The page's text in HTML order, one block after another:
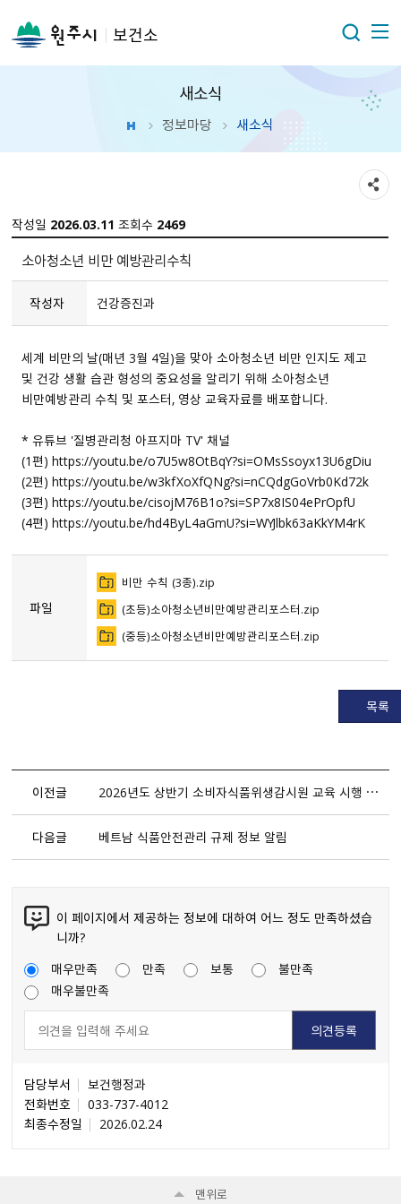
보건소
새소식
정보마당 새소식
작성일 2026.03.11 조회수 2469
소아청소년 비만 예방관리수칙
작성자 건강증진과
세계 비만의 날(매년 3월 4일)을 맞아 소아청소년 비만 인지도 제고
및 건강 생활 습관 형성의 중요성을 알리기 위해 소아청소년
비만예방관리 수칙 및 포스터, 영상 교육자료를 배포합니다.
* 유튜브 '질병관리청 아프지마 TV' 채널
(1편)https://youtu.be/o7U5w8OtBqY?si=OMsSsoyx13U6gDiu
(2편)https://youtu.be/w3kfXoXfQNg?si=nCQdgGoVrb0Kd72k
(3편)https://youtu.be/cisojM76B1o?si=SP7x8IS04ePrOpfU
(4편)https://youtu.be/hd4ByL4aGmU?si=WYJlbk63aKkYM4rK
파일
비만 수칙 （3종）.zip
（초등）소아청소년비만예방관리포스터.zip
（중등）소아청소년비만예방관리포스터.zip
목록
이전글 2026년도 상반기 소비자식품위생감시원 교육 시행 알림
다음글 베트남 식품안전관리 규제 정보 알림
이 페이지에서 제공하는 정보에 대하여 어느 정도 만족하셨습
니까?
매우만족
만족 보통
불만족
매우불만족
담당부서
보건행정과
전화번호
033-737-4012
최종수정일
2026.02.24
맨위로